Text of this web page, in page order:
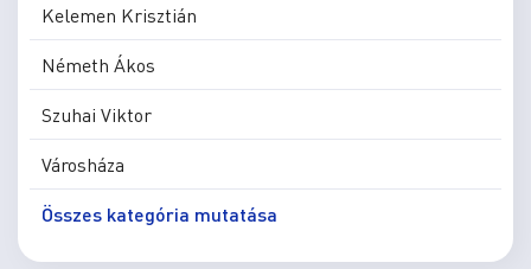
Kelemen Krisztián
Németh Ákos
Szuhai Viktor
Városháza
Összes kategória mutatása